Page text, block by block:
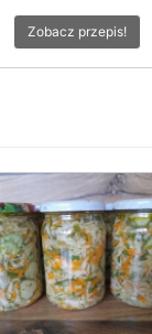
Zobacz przepis!